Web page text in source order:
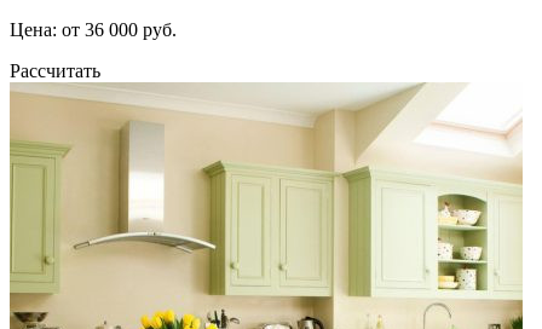
Цена: от 36 000 руб.
Рассчитать